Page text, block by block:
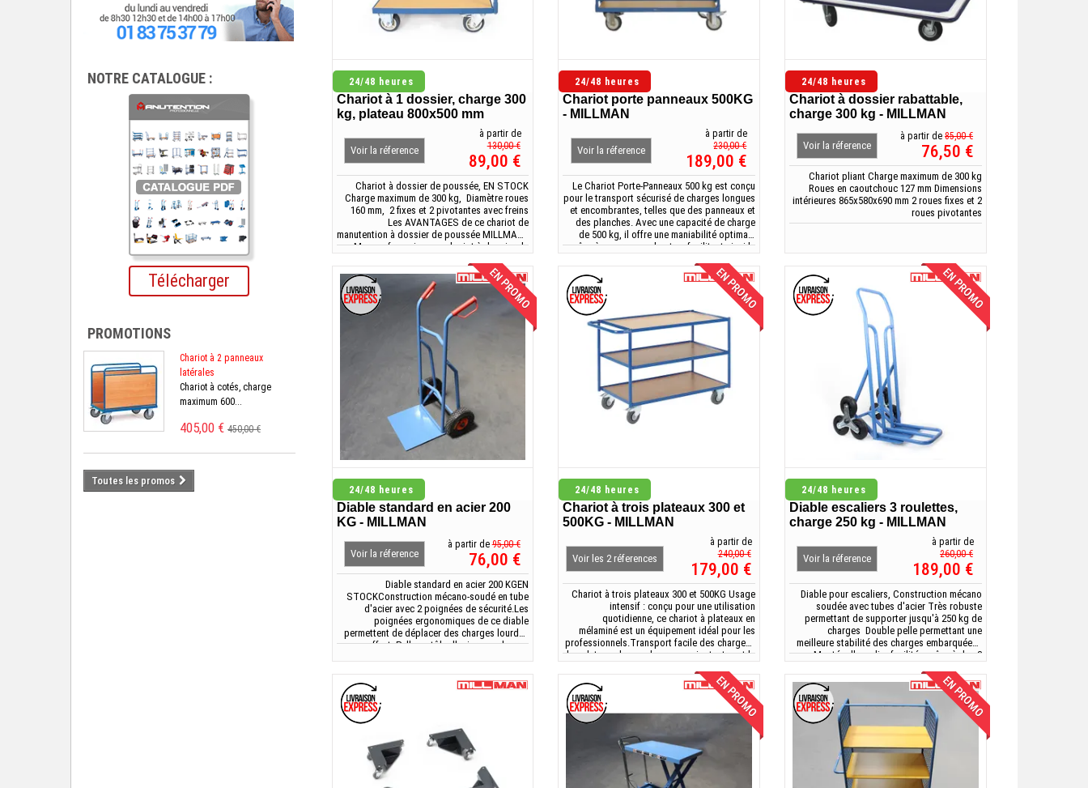
NOTRE CATALOGUE :
Télécharger
PROMOTIONS
Chariot à 2 panneaux
latérales
Chariot à cotés, charge
maximum 600...
405,00 € 450,00 €
Toutes les promos
24/48 heures
Chariot à 1 dossier, charge 300
kg, plateau 800x500 mm
Voir la réference
à partir de
130,00 €
89,00 €
Chariot à dossier de poussée, EN STOCK
Charge maximum de 300 kg, Diamètre roues
160 mm, 2 fixes et 2 pivotantes avec freins
Les AVANTAGES de ce chariot de
manutention à dossier de poussée MILLMAN :
Marque française : ce chariot à dossier de
MILLMAN. Garantissant une haute qualité de
construction. Chariot très robuste...
24/48 heures
Chariot porte panneaux 500KG
- MILLMAN
Voir la réference
à partir de
230,00 €
189,00 €
Le Chariot Porte-Panneaux 500 kg est conçu
pour le transport sécurisé de charges longues
et encombrantes, telles que des panneaux et
des planches. Avec une capacité de charge
de 500 kg, il offre une maniabilité optimale
grâce à ses roues robustes, facilitant ainsi le
environnements industriels et
professionnels....
24/48 heures
Chariot à dossier rabattable,
charge 300 kg - MILLMAN
Voir la réference
à partir de 85,00 €
76,50 €
Chariot pliant Charge maximum de 300 kg
Roues en caoutchouc 127 mm Dimensions
intérieures 865x580x690 mm 2 roues fixes et 2
roues pivotantes
EN PROMO
24/48 heures
Diable standard en acier 200
KG - MILLMAN
Voir la réference
à partir de 95,00 €
76,00 €
Diable standard en acier 200 KGEN
STOCKConstruction mécano-soudé en tube
d'acier avec 2 poignées de sécurité.Les
poignées ergonomiques de ce diable
permettent de déplacer des charges lourdes
sans effort. Pelle en tôle d'acier avec barres
EN PROMO
24/48 heures
Chariot à trois plateaux 300 et
500KG - MILLMAN
Voir les 2 réferences
à partir de
240,00 €
179,00 €
Chariot à trois plateaux 300 et 500KG Usage
intensif : conçu pour une utilisation
quotidienne, ce chariot à plateaux en
mélaminé est un équipement idéal pour les
professionnels.Transport facile des charges :
les plateaux larges, les roues pivotantes et la
équipement très utile dans les ateliers et
entrepôts....
EN PROMO
24/48 heures
Diable escaliers 3 roulettes,
charge 250 kg - MILLMAN
Voir la réference
à partir de
260,00 €
189,00 €
Diable pour escaliers, Construction mécano
soudée avec tubes d'acier Très robuste
permettant de supporter jusqu'à 250 kg de
charges Double pelle permettant une
meilleure stabilité des charges embarquées.
Montée d'escalier facilitée grâce à des 3
EN PROMO EN PROMO